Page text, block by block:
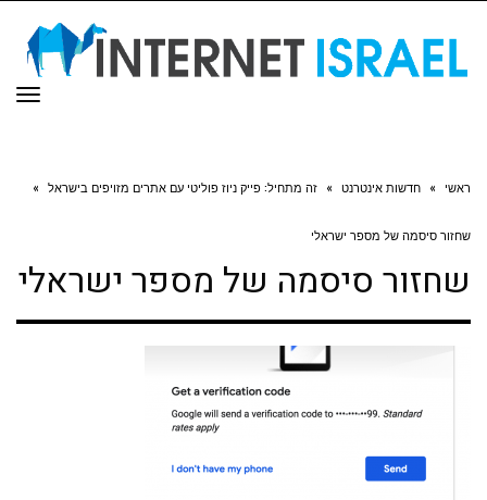
ראשי » חדשות אינטרנט » זה מתחיל: פייק ניוז פוליטי עם אתרים מזויפים בישראל »
שחזור סיסמה של מספר ישראלי
שחזור סיסמה של מספר ישראלי